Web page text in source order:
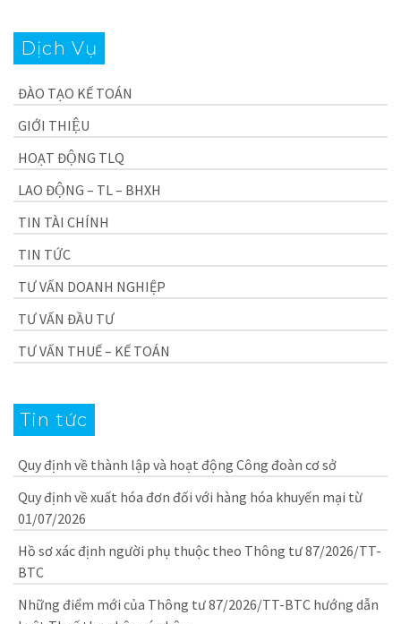
Dịch Vụ
ĐÀO TẠO KẾ TOÁN
GIỚI THIỆU
HOẠT ĐỘNG TLQ
LAO ĐỘNG – TL – BHXH
TIN TÀI CHÍNH
TIN TỨC
TƯ VẤN DOANH NGHIỆP
TƯ VẤN ĐẦU TƯ
TƯ VẤN THUẾ – KẾ TOÁN
Tin tức
Quy định về thành lập và hoạt động Công đoàn cơ sở
Quy định về xuất hóa đơn đối với hàng hóa khuyến mại từ
01/07/2026
Hồ sơ xác định người phụ thuộc theo Thông tư 87/2026/TT-
BTC
Những điểm mới của Thông tư 87/2026/TT-BTC hướng dẫn